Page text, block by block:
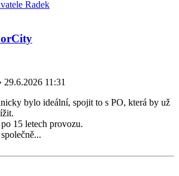
Radek
29.6.2026 11:31
bylo ideální, spojit to s PO, která by už
15 letech provozu.